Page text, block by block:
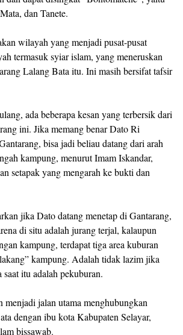
dan Tanete.
wilayah yang menjadi pusat-pusat
termasuk syiar islam, yang meneruskan
Lalang Bata itu. Ini masih bersifat tafsir
ada beberapa kesan yang terbersik dari
ini. Jika memang benar Dato Ri
bisa jadi beliau datang dari arah
kampung, menurut Imam Iskandar,
setapak yang mengarah ke bukti dan
jika Dato datang menetap di Gantarang,
di situ adalah jurang terjal, kalaupun
kampung, terdapat tiga area kuburan
kampung. Adalah tidak lazim jika
itu adalah pekuburan.
menjadi jalan utama menghubungkan
dengan ibu kota Kabupaten Selayar,
bissawab.